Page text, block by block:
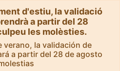
d'estiu, la validació
a partir del 28
les molèsties.
verano, la validación de
a partir del 28 de agosto